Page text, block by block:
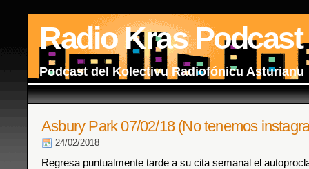
Radio Kras Podcast
Podcast del Kolectivu Radiofónicu Asturianu
Asbury Park 07/02/18 (No tenemos
24/02/2018
Regresa puntualmente tarde a su cita semanal el